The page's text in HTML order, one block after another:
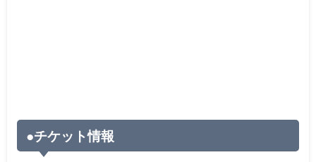
●チケット情報